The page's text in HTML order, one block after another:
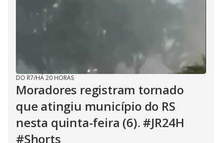
DO R7/HÁ 20 HORAS
Moradores registram tornado
que atingiu município do RS
nesta quinta-feira (6). #JR24H
#Shorts